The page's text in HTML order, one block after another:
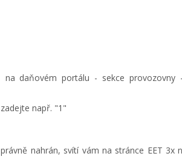
daňovém portálu - sekce provozovny
např. "1"
nahrán, svítí vám na stránce EET 3x